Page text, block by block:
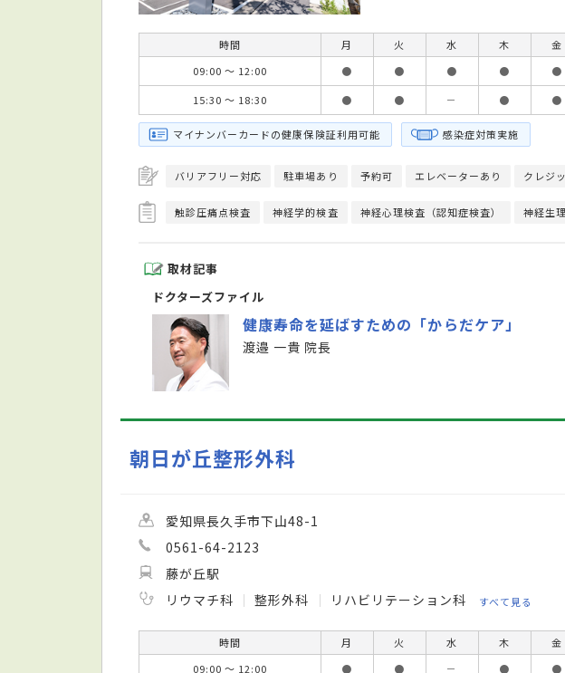
時間 月 火 水 木 金
09:00 ～ 12:00
● ● ● ● ●
15:30 ～ 18:30
● ● － ● ●
マイナンバーカードの健康保険証利用可能 感染症対策実施
バリアフリー対応 駐車場あり 予約可 エレベーターあり クレジ
触診圧痛点検査 神経学的検査 神経心理検査（認知症検査） 神経生
取材記事
ドクターズファイル
健康寿命を延ばすための「からだケア」
渡邉 一貴 院長
朝日が丘整形外科
愛知県長久手市下山48-1
0561-64-2123
藤が丘駅
リウマチ科
整形外科 リハビリテーション科 すべて見る
時間 月 火 水 木 金
09:00 ～ 12:00
● ● － ● ●